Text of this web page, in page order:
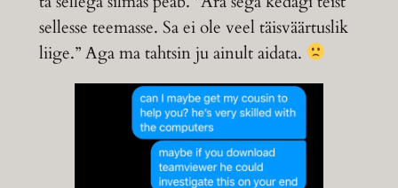
sellesse teemasse. Sa ei ole veel täisväärtuslik
liige.” Aga ma tahtsin ju ainult aidata.